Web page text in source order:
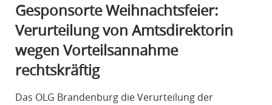
Gesponsorte Weihnachtsfeier:
Verurteilung von Amtsdirektorin
wegen Vorteilsannahme
rechtskräftig
Das OLG Brandenburg die Verurteilung der